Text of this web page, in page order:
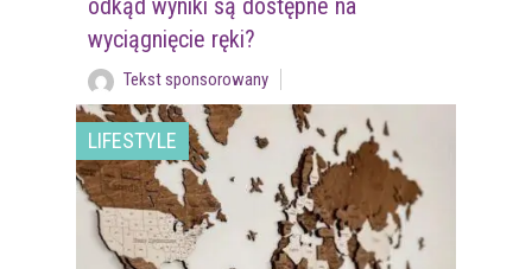
odkąd wyniki są dostępne na
wyciągnięcie ręki?
Tekst sponsorowany
LIFESTYLE